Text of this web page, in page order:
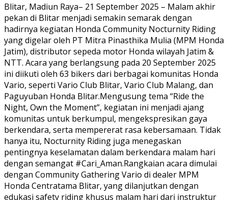
Blitar, Madiun Raya– 21 September 2025 – Malam akhir
pekan di Blitar menjadi semakin semarak dengan
hadirnya kegiatan Honda Community Nocturnity Riding
yang digelar oleh PT Mitra Pinasthika Mulia (MPM Honda
Jatim), distributor sepeda motor Honda wilayah Jatim &
NTT. Acara yang berlangsung pada 20 September 2025
ini diikuti oleh 63 bikers dari berbagai komunitas Honda
Vario, seperti Vario Club Blitar, Vario Club Malang, dan
Paguyuban Honda Blitar.Mengusung tema “Ride the
Night, Own the Moment”, kegiatan ini menjadi ajang
komunitas untuk berkumpul, mengekspresikan gaya
berkendara, serta mempererat rasa kebersamaan. Tidak
hanya itu, Nocturnity Riding juga menegaskan
pentingnya keselamatan dalam berkendara malam hari
dengan semangat #Cari_Aman.Rangkaian acara dimulai
dengan Community Gathering Vario di dealer MPM
Honda Centratama Blitar, yang dilanjutkan dengan
edukasi safety riding khusus malam hari dari instruktur